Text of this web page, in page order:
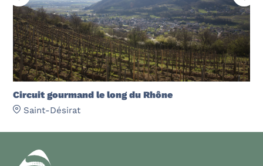
Circuit gourmand le long du Rhône
Saint-Désirat